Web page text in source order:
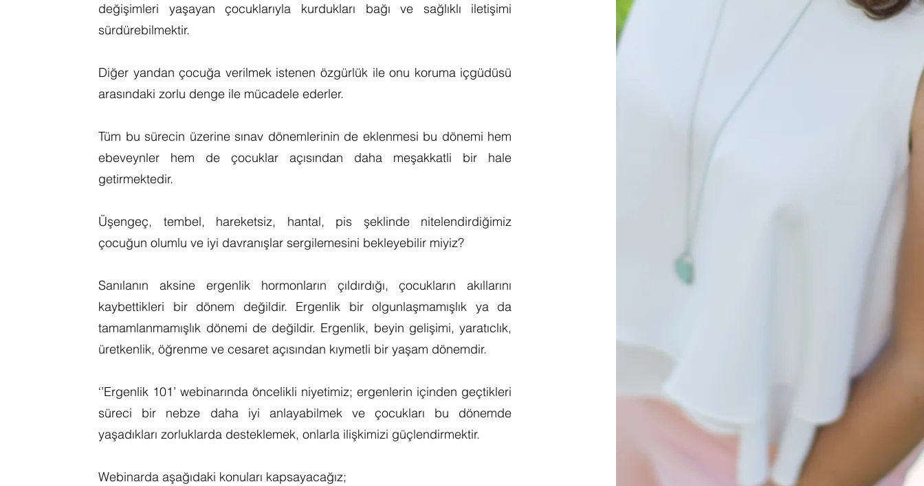
değişimleri yaşayan çocuklarıyla kurdukları bağı ve sağlıklı iletişimi
sürdürebilmektir.
Diğer yandan çocuğa verilmek istenen özgürlük ile onu koruma içgüdüsü
arasındaki zorlu denge ile mücadele ederler.
Tüm bu sürecin üzerine sınav dönemlerinin de eklenmesi bu dönemi hem
ebeveynler hem de çocuklar açısından daha meşakkatli bir hale
getirmektedir.
Üşengeç, tembel, hareketsiz, hantal, pis şeklinde nitelendirdiğimiz
çocuğun olumlu ve iyi davranışlar sergilemesini bekleyebilir miyiz?
Sanılanın aksine ergenlik hormonların çıldırdığı, çocukların akıllarını
kaybettikleri bir dönem değildir. Ergenlik bir olgunlaşmamışlık ya da
tamamlanmamışlık dönemi de değildir. Ergenlik, beyin gelişimi, yaratıclık,
üretkenlik, öğrenme ve cesaret açısından kıymetli bir yaşam dönemdir.
‘’Ergenlik 101’ webinarında öncelikli niyetimiz; ergenlerin içinden geçtikleri
süreci bir nebze daha iyi anlayabilmek ve çocukları bu dönemde
yaşadıkları zorluklarda desteklemek, onlarla ilişkimizi güçlendirmektir.
Webinarda aşağıdaki konuları kapsayacağız;